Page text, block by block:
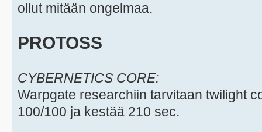
ollut mitään ongelmaa.
PROTOSS
CYBERNETICS CORE:
Warpgate researchiin tarvitaan twilight
100/100 ja kestää 210 sec.